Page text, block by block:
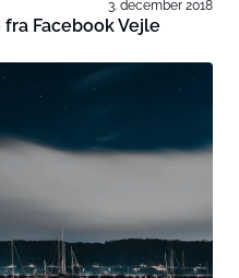
3. december 2018
Facebook Vejle